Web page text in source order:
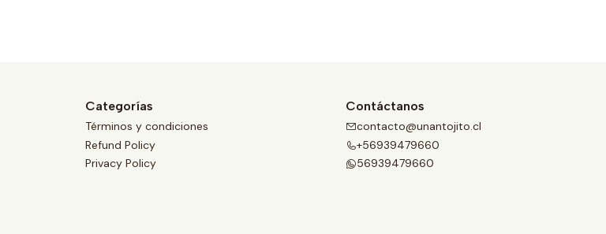
Categorías
Términos y condiciones
Refund Policy
Privacy Policy
Contáctanos
contacto@unantojito.cl
+56939479660
56939479660